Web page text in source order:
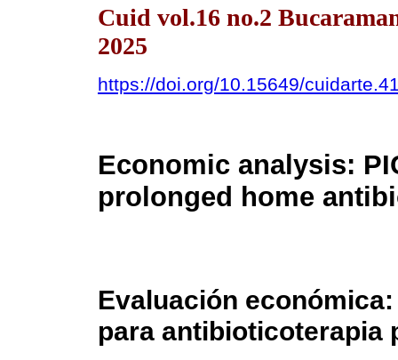
Cuid vol.16 no.2
2025
https://doi.org/10.15649/
Economic analysis:
prolonged home
Evaluación
para antibioticoterapia